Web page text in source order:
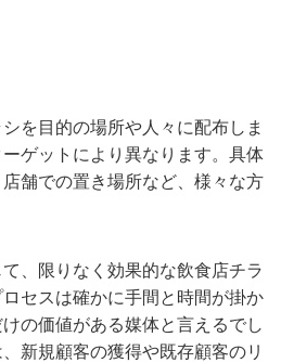
を目的の場所や人々に配布しま
ゲットにより異なります。具体
舗での置き場所など、様々な方
、限りなく効果的な飲食店チラ
セスは確かに手間と時間が掛か
の価値がある媒体と言えるでし
新規顧客の獲得や既存顧客のリ